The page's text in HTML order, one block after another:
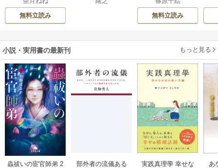
無料立読み
無料立読み
小説・実用書の最新刊 もっと見る
蟲祓いの宦官師弟 2
部外者の流儀ある
実践真理學 幸せな
あ